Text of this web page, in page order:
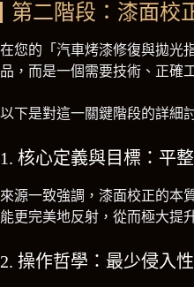
第二階段：漆面校
在您的「汽車烤漆修復與拋光
品，而是一個需要技術、正確
以下是對這一關鍵階段的詳細
1. 核心定義與目標：平
來源一致強調，漆面校正的本
能更完美地反射，從而極大提
2. 操作哲學：最少侵入